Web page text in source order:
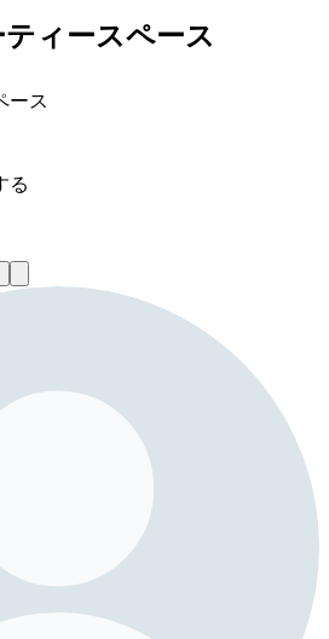
ィースペース
ース
る